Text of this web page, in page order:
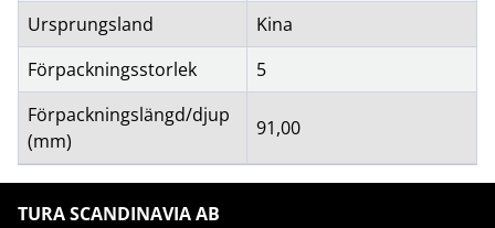
Ursprungsland
Kina
Förpackningsstorlek
5
Förpackningslängd/djup
(mm)
91,00
TURA SCANDINAVIA AB